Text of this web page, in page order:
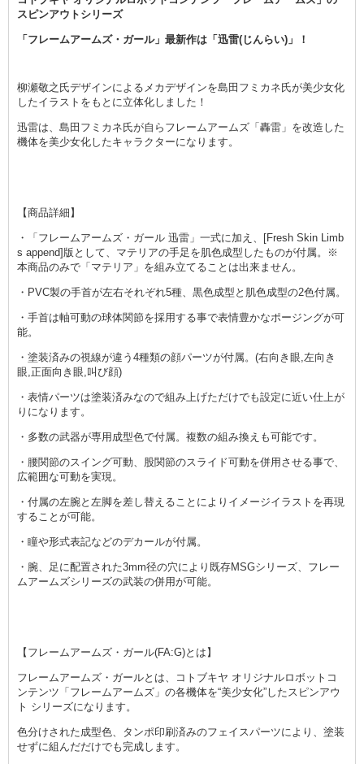
スピンアウトシリーズ
「フレームアームズ・ガール」最新作は「迅雷(じんらい)」！
柳瀬敬之氏デザインによるメカデザインを島田フミカネ氏が美少女化
したイラストをもとに立体化しました！
迅雷は、島田フミカネ氏が自らフレームアームズ「轟雷」を改造した
機体を美少女化したキャラクターになります。
【商品詳細】
・「フレームアームズ・ガール 迅雷」一式に加え、[Fresh Skin Limb
s append]版として、マテリアの手足を肌色成型したものが付属。※
本商品のみで「マテリア」を組み立てることは出来ません。
・PVC製の手首が左右それぞれ5種、黒色成型と肌色成型の2色付属。
・手首は軸可動の球体関節を採用する事で表情豊かなポージングが可
能。
・塗装済みの視線が違う4種類の顔パーツが付属。(右向き眼,左向き
眼,正面向き眼,叫び顔)
・表情パーツは塗装済みなので組み上げただけでも設定に近い仕上が
りになります。
・多数の武器が専用成型色で付属。複数の組み換えも可能です。
・腰関節のスイング可動、股関節のスライド可動を併用させる事で、
広範囲な可動を実現。
・付属の左腕と左脚を差し替えることによりイメージイラストを再現
することが可能。
・瞳や形式表記などのデカールが付属。
・腕、足に配置された3mm径の穴により既存MSGシリーズ、フレー
ムアームズシリーズの武装の併用が可能。
【フレームアームズ・ガール(FA:G)とは】
フレームアームズ・ガールとは、コトブキヤ オリジナルロボットコ
ンテンツ「フレームアームズ」の各機体を“美少女化”したスピンアウ
ト シリーズになります。
色分けされた成型色、タンポ印刷済みのフェイスパーツにより、塗装
せずに組んだだけでも完成します。